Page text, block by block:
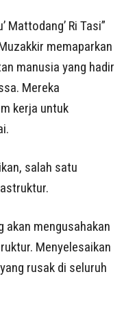
Mattodang’ Ri Tasi”
memaparkan
manusia yang hadir
Mereka
kerja untuk
salah satu
akan mengusahakan
Menyelesaikan
rusak di seluruh